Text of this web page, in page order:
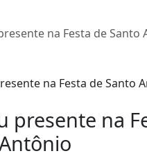
na Festa de Santo
presente na